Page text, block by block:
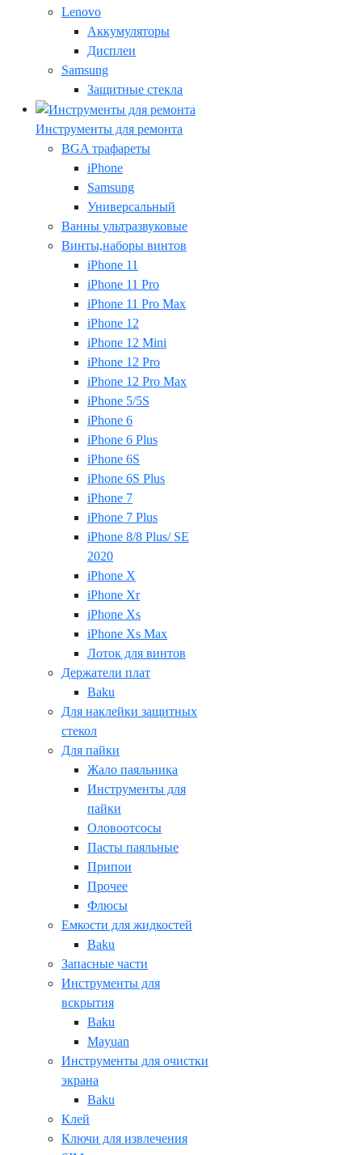
Lenovo
Аккумуляторы
Дисплеи
Samsung
Защитные стекла
Инструменты для ремонта
BGA трафареты
iPhone
Samsung
Универсальный
Ванны ультразвуковые
Винты,наборы винтов
iPhone 11
iPhone 11 Pro
iPhone 11 Pro Max
iPhone 12
iPhone 12 Mini
iPhone 12 Pro
iPhone 12 Pro Max
iPhone 5/5S
iPhone 6
iPhone 6 Plus
iPhone 6S
iPhone 6S Plus
iPhone 7
iPhone 7 Plus
iPhone 8/8 Plus/ SE
2020
iPhone X
iPhone Xr
iPhone Xs
iPhone Xs Max
Лоток для винтов
Держатели плат
Baku
Для наклейки защитных
стекол
Для пайки
Жало паяльника
Инструменты для
пайки
Оловоотсосы
Пасты паяльные
Припои
Прочее
Флюсы
Емкости для жидкостей
Baku
Запасные части
Инструменты для
вскрытия
Baku
Mayuan
Инструменты для очистки
экрана
Baku
Клей
Ключи для извлечения